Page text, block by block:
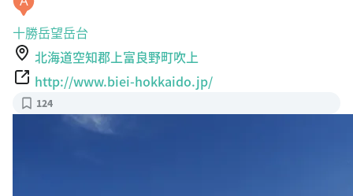
十勝岳望岳台
北海道空知郡上富良野町吹上
http://www.biei-hokkaido.jp/
124